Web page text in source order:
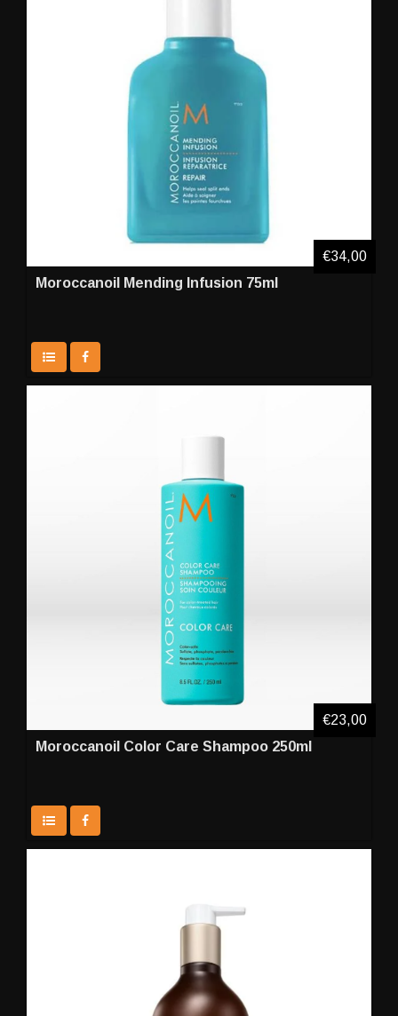
Moroccanoil Mending Infusion 75ml
€34,00
Moroccanoil Color Care Shampoo 250ml
€23,00